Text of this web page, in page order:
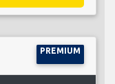
PREMIUM